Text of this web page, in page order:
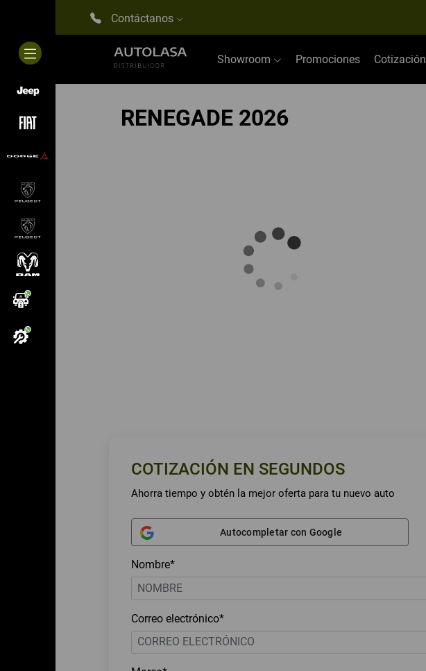
Contáctanos
Showroom Promociones Cotización
RENEGADE 2026
COTIZACIÓN EN SEGUNDOS
Ahorra tiempo y obtén la mejor oferta para tu nuevo auto
Autocompletar con Google
Nombre*
Correo electrónico*